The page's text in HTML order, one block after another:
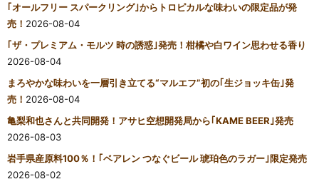
｢オールフリー スパークリング｣からトロピカルな味わいの限定品が発
売！ 2026-08-04
｢ザ・プレミアム・モルツ 時の誘惑｣発売！柑橘や白ワイン思わせる香り
2026-08-04
まろやかな味わいを一層引き立てる“マルエフ”初の｢生ジョッキ缶｣発
売！ 2026-08-04
亀梨和也さんと共同開発！アサヒ空想開発局から｢KAME BEER｣発売
2026-08-03
岩手県産原料100％！｢ベアレン つなぐビール 琥珀色のラガー｣限定発売
2026-08-02